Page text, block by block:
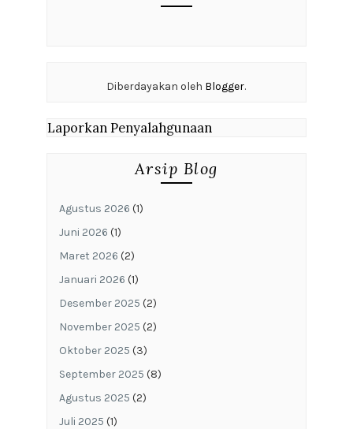
Diberdayakan oleh Blogger.
Laporkan Penyalahgunaan
Arsip Blog
Agustus 2026 (1)
Juni 2026 (1)
Maret 2026 (2)
Januari 2026 (1)
Desember 2025 (2)
November 2025 (2)
Oktober 2025 (3)
September 2025 (8)
Agustus 2025 (2)
Juli 2025 (1)